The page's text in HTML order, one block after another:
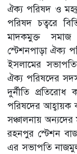
ঐক্য পরিষদ ও
পরিষদ চত্বরে
মাদকমুক্ত
স্টেশনপাড়া ঐক্য
ইসলামের
ঐক্য পরিষদের
দুর্নীতি
পরিষদের আহ্বায়ক
সঞ্চালনায় অন্যদের
রহনপুর স্টেশন
এর সভাপতি